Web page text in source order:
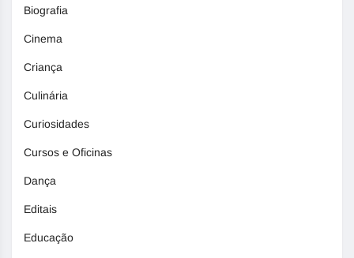
Biografia
Cinema
Criança
Culinária
Curiosidades
Cursos e Oficinas
Dança
Editais
Educação